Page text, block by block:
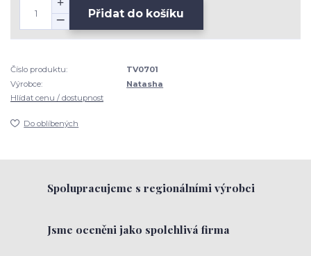
Přidat do košíku
Číslo produktu:
TV0701
Výrobce:
Natasha
Hlídat cenu / dostupnost
Do oblíbených
Spolupracujeme s regionálními výrobci
Jsme oceněni jako spolehlivá firma